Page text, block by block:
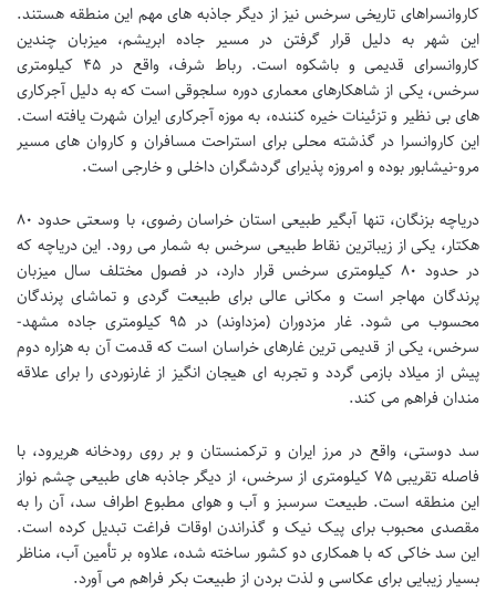
کاروانسراهای تاریخی سرخس نیز از دیگر جاذبه های مهم این منطقه هستند.
این شهر به دلیل قرار گرفتن در مسیر جاده ابریشم، میزبان چندین
کاروانسرای قدیمی و باشکوه است. رباط شرف، واقع در ۴۵ کیلومتری
سرخس، یکی از شاهکارهای معماری دوره سلجوقی است که به دلیل آجرکاری
های بی نظیر و تزئینات خیره کننده، به موزه آجرکاری ایران شهرت یافته است.
این کاروانسرا در گذشته محلی برای استراحت مسافران و کاروان های مسیر
مرو-نیشابور بوده و امروزه پذیرای گردشگران داخلی و خارجی است.
دریاچه بزنگان، تنها آبگیر طبیعی استان خراسان رضوی، با وسعتی حدود ۸۰
هکتار، یکی از زیباترین نقاط طبیعی سرخس به شمار می رود. این دریاچه که
در حدود ۸۰ کیلومتری سرخس قرار دارد، در فصول مختلف سال میزبان
پرندگان مهاجر است و مکانی عالی برای طبیعت گردی و تماشای پرندگان
محسوب می شود. غار مزدوران (مزداوند) در ۹۵ کیلومتری جاده مشهد-
سرخس، یکی از قدیمی ترین غارهای خراسان است که قدمت آن به هزاره دوم
پیش از میلاد بازمی گردد و تجربه ای هیجان انگیز از غارنوردی را برای علاقه
مندان فراهم می کند.
سد دوستی، واقع در مرز ایران و ترکمنستان و بر روی رودخانه هریرود، با
فاصله تقریبی ۷۵ کیلومتری از سرخس، از دیگر جاذبه های طبیعی چشم نواز
این منطقه است. طبیعت سرسبز و آب و هوای مطبوع اطراف سد، آن را به
مقصدی محبوب برای پیک نیک و گذراندن اوقات فراغت تبدیل کرده است.
این سد خاکی که با همکاری دو کشور ساخته شده، علاوه بر تأمین آب، مناظر
بسیار زیبایی برای عکاسی و لذت بردن از طبیعت بکر فراهم می آورد.